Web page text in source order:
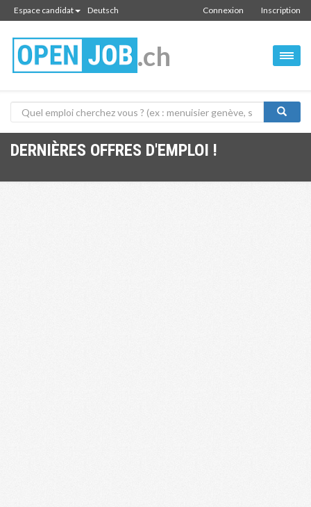
Espace candidat Deutsch Inscription
Connexion
.ch
DERNIÈRES OFFRES D'EMPLOI !